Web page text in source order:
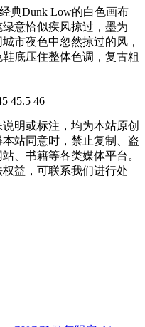
典Dunk Low的白色画布
意恰似疾风掠过，墨为
市夜色中忽然掠过的风，
底压住整体色调，复古粗
45.5 46
明或标注，均为本站原创
站同意时，禁止复制、盗
、书籍等各类媒体平台。
益，可联系我们进行处